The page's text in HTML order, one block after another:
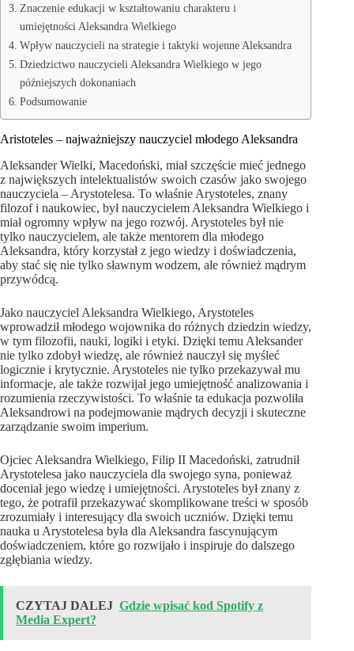
Znaczenie edukacji w kształtowaniu charakteru i
umiejętności Aleksandra Wielkiego
Wpływ nauczycieli na strategie i taktyki wojenne Aleksandra
Dziedzictwo nauczycieli Aleksandra Wielkiego w jego
późniejszych dokonaniach
Podsumowanie
Aristoteles – najważniejszy nauczyciel młodego Aleksandra
Aleksander Wielki, Macedoński, miał szczęście mieć jednego
z największych intelektualistów swoich czasów jako swojego
nauczyciela – Arystotelesa. To właśnie Arystoteles, znany
filozof i naukowiec, był nauczycielem Aleksandra Wielkiego i
miał ogromny wpływ na jego rozwój. Arystoteles był nie
tylko nauczycielem, ale także mentorem dla młodego
Aleksandra, który korzystał z jego wiedzy i doświadczenia,
aby stać się nie tylko sławnym wodzem, ale również mądrym
przywódcą.
Jako nauczyciel Aleksandra Wielkiego, Arystoteles
wprowadził młodego wojownika do różnych dziedzin wiedzy,
w tym filozofii, nauki, logiki i etyki. Dzięki temu Aleksander
nie tylko zdobył wiedzę, ale również nauczył się myśleć
logicznie i krytycznie. Arystoteles nie tylko przekazywał mu
informacje, ale także rozwijał jego umiejętność analizowania i
rozumienia rzeczywistości. To właśnie ta edukacja pozwoliła
Aleksandrowi na podejmowanie mądrych decyzji i skuteczne
zarządzanie swoim imperium.
Ojciec Aleksandra Wielkiego, Filip II Macedoński, zatrudnił
Arystotelesa jako nauczyciela dla swojego syna, ponieważ
doceniał jego wiedzę i umiejętności. Arystoteles był znany z
tego, że potrafił przekazywać skomplikowane treści w sposób
zrozumiały i interesujący dla swoich uczniów. Dzięki temu
nauka u Arystotelesa była dla Aleksandra fascynującym
doświadczeniem, które go rozwijało i inspiruje do dalszego
zgłębiania wiedzy.
CZYTAJ DALEJ Gdzie wpisać kod Spotify z
Media Expert?